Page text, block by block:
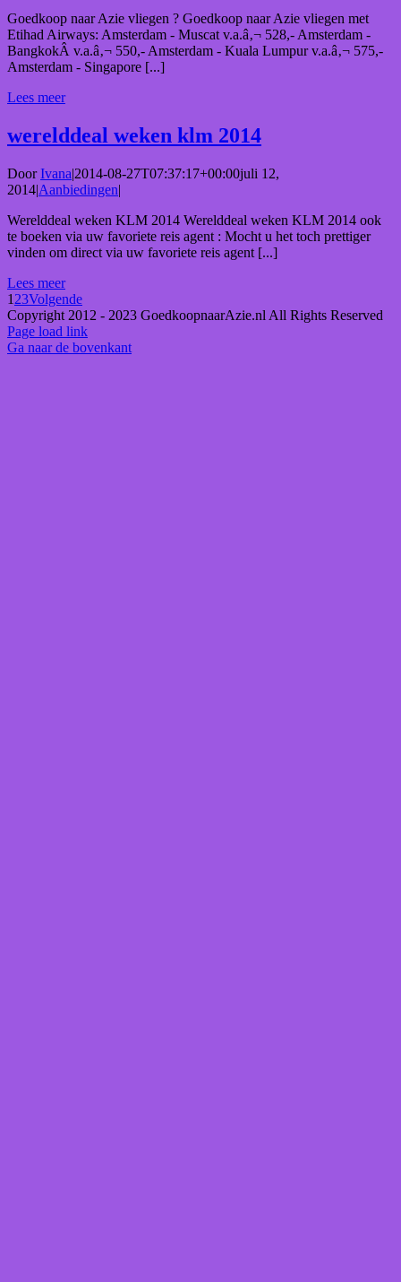
Goedkoop naar Azie vliegen ? Goedkoop naar Azie vliegen met
Etihad Airways: Amsterdam - Muscat v.a.â‚¬ 528,- Amsterdam -
BangkokÂ v.a.â‚¬ 550,- Amsterdam - Kuala Lumpur v.a.â‚¬ 575,-
Amsterdam - Singapore [...]
Lees meer
werelddeal weken klm 2014
DoorIvana|2014-08-27T07:37:17+00:00juli 12,
2014|Aanbiedingen|
Werelddeal weken KLM 2014 Werelddeal weken KLM 2014 ook
te boeken via uw favoriete reis agent : Mocht u het toch prettiger
vinden om direct via uw favoriete reis agent [...]
Lees meer
1 23Volgende
Copyright 2012 - 2023 GoedkoopnaarAzie.nl All Rights Reserved
Page load link
Ga naar de bovenkant